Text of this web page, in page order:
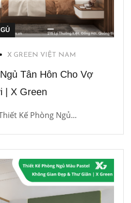
X GREEN VIỆT NAM
Tân Hôn Cho Vợ
| X Green
Kế Phòng Ngủ...